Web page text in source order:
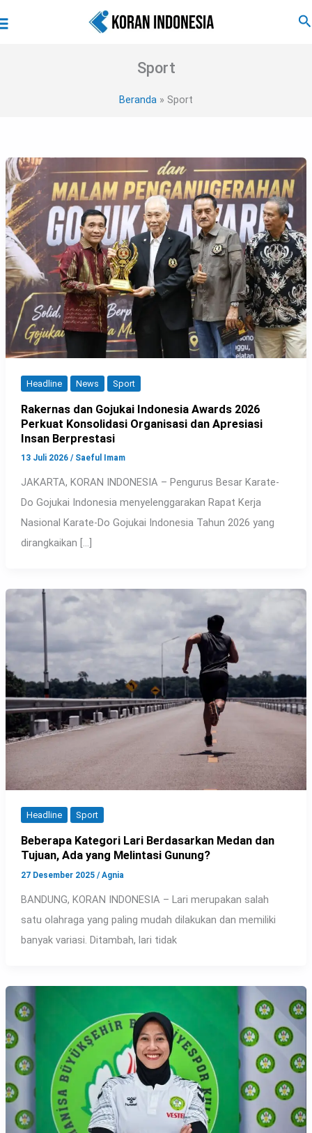
ke
Sport
Beranda Sport
Headline News Sport
Rakernas dan Gojukai Indonesia Awards 2026
Perkuat Konsolidasi Organisasi dan Apresiasi
Insan Berprestasi
13 Juli 2026 / Saeful Imam
JAKARTA, KORAN INDONESIA – Pengurus Besar Karate-
Do Gojukai Indonesia menyelenggarakan Rapat Kerja
Nasional Karate-Do Gojukai Indonesia Tahun 2026 yang
dirangkaikan […]
Headline Sport
Beberapa Kategori Lari Berdasarkan Medan dan
Tujuan, Ada yang Melintasi Gunung?
27 Desember 2025 /Agnia
BANDUNG, KORAN INDONESIA – Lari merupakan salah
satu olahraga yang paling mudah dilakukan dan memiliki
banyak variasi. Ditambah, lari tidak